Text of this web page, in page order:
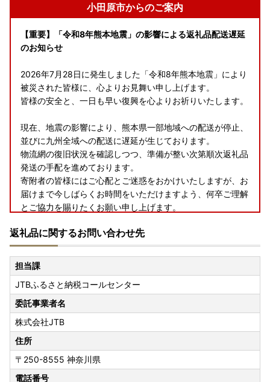
小田原市からのご案内
【重要】「令和8年熊本地震」の影響による返礼品配送遅延
のお知らせ
2026年7月28日に発生しました「令和8年熊本地震」により
被災された皆様に、心よりお見舞い申し上げます。
皆様の安全と、一日も早い復興を心よりお祈りいたします。
現在、地震の影響により、熊本県一部地域への配送が停止、
並びに九州全域への配送に遅延が生じております。
物流網の復旧状況を確認しつつ、準備が整い次第順次返礼品
発送の手配を進めております。
寄附者の皆様にはご心配とご迷惑をおかけいたしますが、お
届けまで今しばらくお時間をいただけますよう、何卒ご理解
とご協力を賜りたくお願い申し上げます。
返礼品に関するお問い合わせ先
担当課
JTBふるさと納税コールセンター
委託事業者名
株式会社JTB
住所
〒250-8555 神奈川県
電話番号